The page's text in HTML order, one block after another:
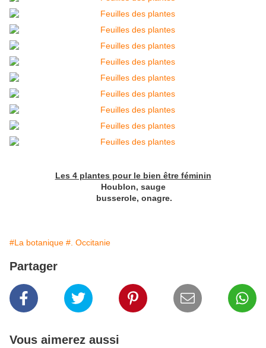
Les 4 plantes pour le bien être féminin
Houblon, sauge
busserole, onagre.
#La botanique #. Occitanie
Partager
Vous aimerez aussi